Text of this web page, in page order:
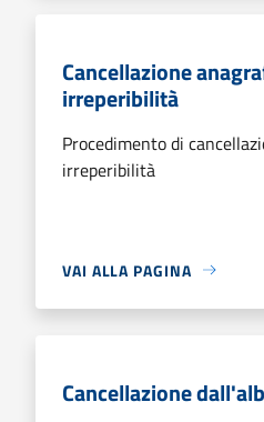
Cancellazione
irreperibilità
Procedimento di
irreperibilità
VAI ALLA PAGINA
Cancellazione